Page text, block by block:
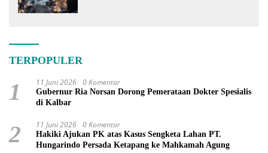
TERPOPULER
1 11 Juni 2026 0 Komentar
Gubernur Ria Norsan Dorong Pemerataan Dokter Spesialis
di Kalbar
2 11 Juni 2026 0 Komentar
Hakiki Ajukan PK atas Kasus Sengketa Lahan PT.
Hungarindo Persada Ketapang ke Mahkamah Agung